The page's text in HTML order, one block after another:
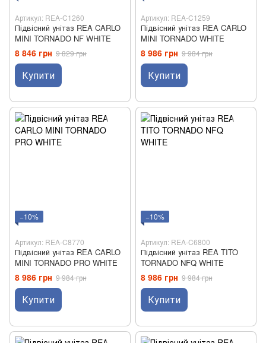
Артикул: REA-C1260
Підвісний унітаз REA CARLO
MINI TORNADO NF WHITE
8 846 грн 9 829 грн
Купити
Артикул: REA-C1259
Підвісний унітаз REA CARLO
MINI TORNADO WHITE
8 986 грн 9 984 грн
Купити
−10%
Артикул: REA-C8770
Підвісний унітаз REA CARLO
MINI TORNADO PRO WHITE
8 986 грн 9 984 грн
Купити
−10%
Артикул: REA-C6800
Підвісний унітаз REA TITO
TORNADO NFQ WHITE
8 986 грн 9 984 грн
Купити